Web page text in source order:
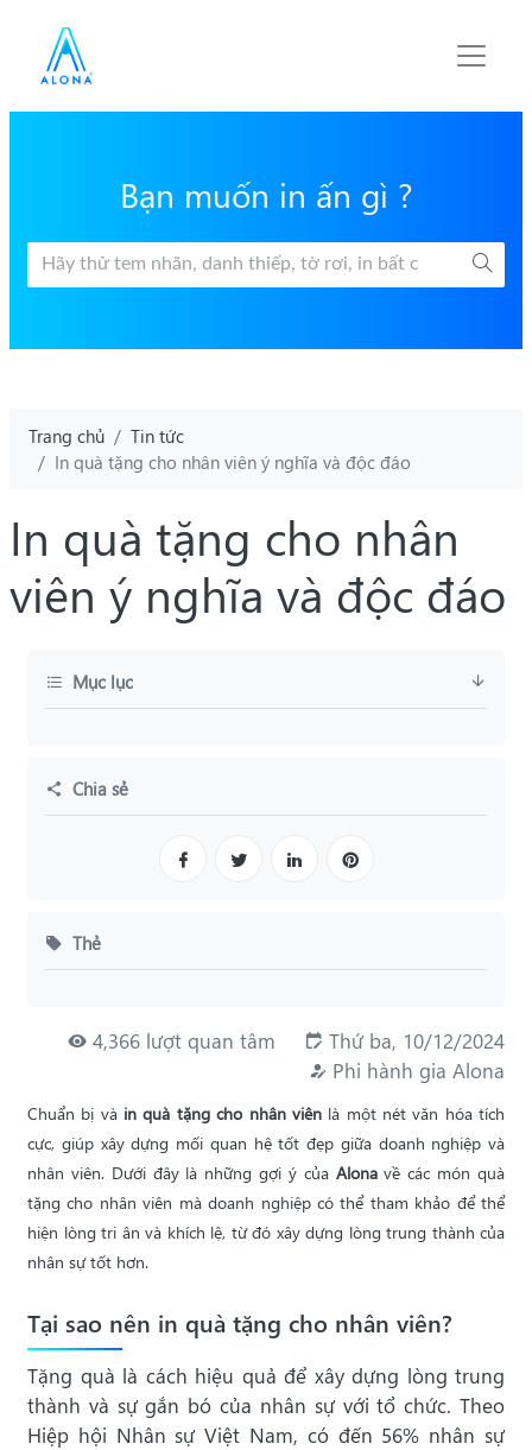
Bạn muốn in ấn gì ?
Trang chủ
Tin tức
In quà tặng cho nhân viên ý nghĩa và độc đáo
In quà tặng cho nhân
viên ý nghĩa và độc đáo
4,366 lượt quan tâm
Thứ ba, 10/12/2024
Phi hành gia Alona
Chuẩn bị vàin quà tặng cho nhân viênlà một nét văn hóa tích
cực, giúp xây dựng mối quan hệ tốt đẹp giữa doanh nghiệp và
nhân viên. Dưới đây là những gợi ý của Alonavề các món quà
tặng cho nhân viên mà doanh nghiệp có thể tham khảo để thể
hiện lòng tri ân và khích lệ, từ đó xây dựng lòng trung thành của
nhân sự tốt hơn.
Tại sao nên in quà tặng cho nhân viên?
Tặng quà là cách hiệu quả để xây dựng lòng trung
thành và sự gắn bó của nhân sự với tổ chức. Theo
Hiệp hội Nhân sự Việt Nam, có đến 56% nhân sự
Mục lục
Chia sẻ
Thẻ